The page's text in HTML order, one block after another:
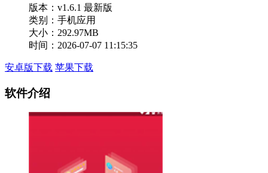
版本： v1.6.1 最新版
类别：手机应用
大小：292.97MB
时间：2026-07-07 11:15:35
安卓版下载 苹果下载
软件介绍